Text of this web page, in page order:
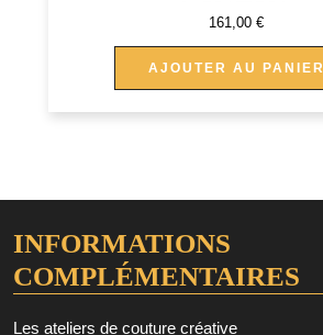
161,00 €
AJOUTER AU PANIER
INFORMATIONS
COMPLÉMENTAIRES
Les ateliers de couture créative